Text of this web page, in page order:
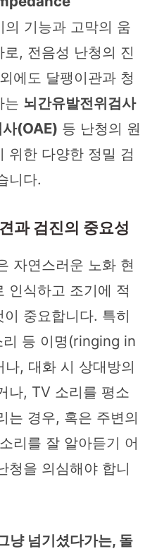
의 기능과 고막의 움
, 전음성 난청의 진
에도 달팽이관과 청
는 뇌간유발전위검사
(OAE) 등 난청의 원
위한 다양한 정밀 검
니다.
과 검진의 중요성
자연스러운 노화 현
인식하고 조기에 적
중요합니다. 특히
등 이명(ringing in
, 대화 시 상대방의
나, TV 소리를 평소
는 경우, 혹은 주변의
리를 잘 알아듣기 어
청을 의심해야 합니
냥 넘기셨다가는, 돌